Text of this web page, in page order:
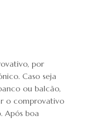
por
Caso seja
ou balcão,
o comprovativo
Após boa